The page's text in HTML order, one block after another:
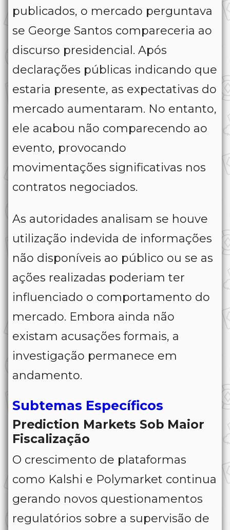
publicados, o mercado perguntava
se George Santos compareceria ao
discurso presidencial. Após
declarações públicas indicando que
estaria presente, as expectativas do
mercado aumentaram. No entanto,
ele acabou não comparecendo ao
evento, provocando
movimentações significativas nos
contratos negociados.
As autoridades analisam se houve
utilização indevida de informações
não disponíveis ao público ou se as
ações realizadas poderiam ter
influenciado o comportamento do
mercado. Embora ainda não
existam acusações formais, a
investigação permanece em
andamento.
Subtemas Específicos
Prediction Markets Sob Maior
Fiscalização
O crescimento de plataformas
como Kalshi e Polymarket continua
gerando novos questionamentos
regulatórios sobre a supervisão de